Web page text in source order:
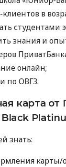
в
студентами
знания и
онлайн;
по ОВГЗ.
карта
знать:
карты/